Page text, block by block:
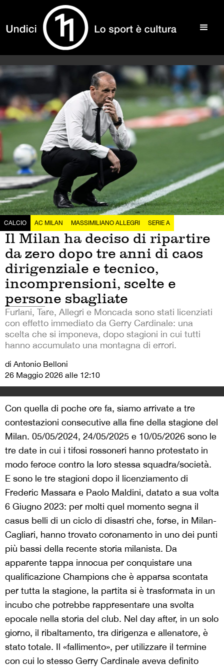
CALCIO AC MILAN MASSIMILIANO ALLEGRI SERIE A
Il Milan ha deciso di ripartire
da zero dopo tre anni di caos
dirigenziale e tecnico,
incomprensioni, scelte e
persone sbagliate
Furlani, Tare, Allegri e Moncada sono stati licenziati
con effetto immediato da Gerry Cardinale: una
scelta che si imponeva, dopo stagioni in cui tutti
hanno accumulato una montagna di errori.
di Antonio Belloni
26 Maggio 2026 alle 12:10
Con quella di poche ore fa, siamo arrivate a tre
contestazioni consecutive alla fine della stagione del
Milan. 05/05/2024, 24/05/2025 e 10/05/2026 sono le
tre date in cui i tifosi rossoneri hanno protestato in
modo feroce contro la loro stessa squadra/società.
E sono le tre stagioni dopo il licenziamento di
Frederic Massara e Paolo Maldini, datato a sua volta
6 Giugno 2023: per molti quel momento segna il
casus belli di un ciclo di disastri che, forse, in Milan-
Cagliari, hanno trovato coronamento in uno dei punti
più bassi della recente storia milanista. Da
apparente tappa innocua per conquistare una
qualificazione Champions che è apparsa scontata
per tutta la stagione, la partita si è trasformata in un
incubo che potrebbe rappresentare una svolta
epocale nella storia del club. Nel day after, in un solo
giorno, il ribaltamento, tra dirigenza e allenatore, è
stato totale. Il «fallimento», per utilizzare il termine
con cui lo stesso Gerry Cardinale aveva definito